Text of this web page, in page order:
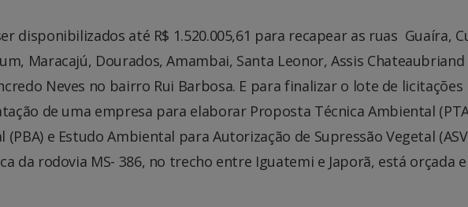
disponibilizados até R$ 1.520.005,61 para recapear as ruas Guaíra,
Maracajú, Dourados, Amambai, Santa Leonor, Assis Chateaubriand
Neves no bairro Rui Barbosa. E para finalizar o lote de licitações
de uma empresa para elaborar Proposta Técnica Ambiental
(PBA) e Estudo Ambiental para Autorização de Supressão Vegetal
da rodovia MS- 386, no trecho entre Iguatemi e Japorã, está orçada